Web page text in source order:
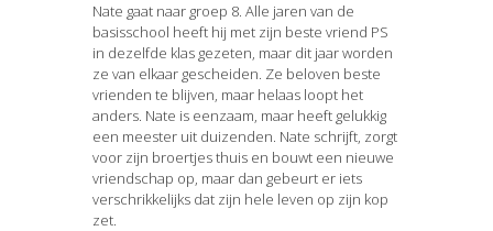
Nate gaat naar groep 8. Alle jaren van de
basisschool heeft hij met zijn beste vriend PS
in dezelfde klas gezeten, maar dit jaar worden
ze van elkaar gescheiden. Ze beloven beste
vrienden te blijven, maar helaas loopt het
anders. Nate is eenzaam, maar heeft gelukkig
een meester uit duizenden. Nate schrijft, zorgt
voor zijn broertjes thuis en bouwt een nieuwe
vriendschap op, maar dan gebeurt er iets
verschrikkelijks dat zijn hele leven op zijn kop
zet.